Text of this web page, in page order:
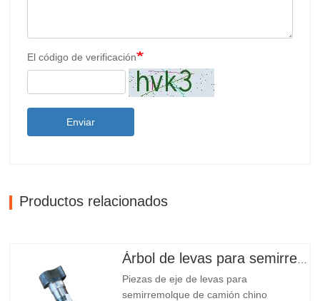
El código de verificación
Enviar
Productos relacionados
Piezas de eje de levas para
semirremolque de camión chino